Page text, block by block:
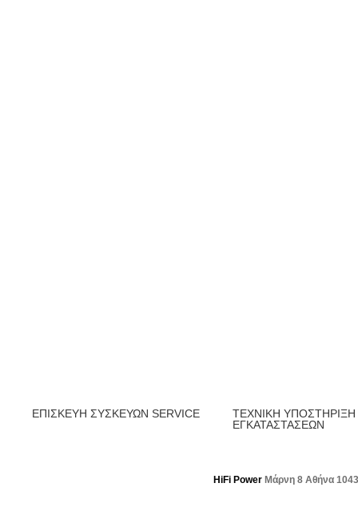
ΕΠΙΣΚΕΥΗ ΣΥΣΚΕΥΩΝ SERVICE
ΤΕΧΝΙΚΗ ΥΠΟΣΤΗΡΙΞΗ
ΕΓΚΑΤΑΣΤΑΣΕΩΝ
HiFi Power Μάρνη 8 Αθήνα